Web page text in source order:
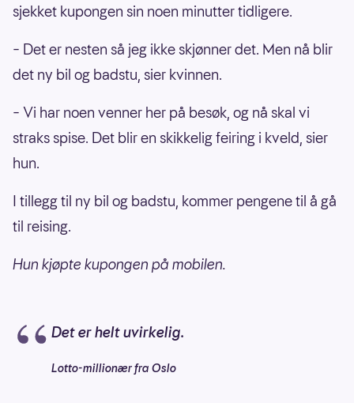
sjekket kupongen sin noen minutter tidligere.
– Det er nesten så jeg ikke skjønner det. Men nå blir
det ny bil og badstu, sier kvinnen.
– Vi har noen venner her på besøk, og nå skal vi
straks spise. Det blir en skikkelig feiring i kveld, sier
hun.
I tillegg til ny bil og badstu, kommer pengene til å gå
til reising.
Hun kjøpte kupongen på mobilen.
Det er helt uvirkelig.
Lotto-millionær fra Oslo